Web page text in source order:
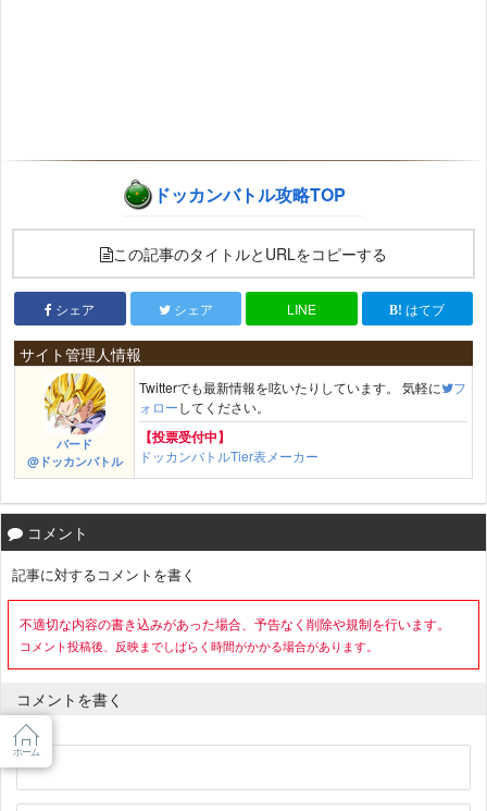
ドッカンバトル攻略TOP
この記事のタイトルとURLをコピーする
シェア シェア LINE はてブ
サイト管理人情報
バード
@ドッカンバトル
Twitterでも最新情報を呟いたりしています。 気軽に
フ
ォローしてください。
【投票受付中】
ドッカンバトルTier表メーカー
コメント
記事に対するコメントを書く
不適切な内容の書き込みがあった場合、予告なく削除や規制を行います。
コメント投稿後、反映までしばらく時間がかかる場合があります。
コメントを書く
名前
ホーム